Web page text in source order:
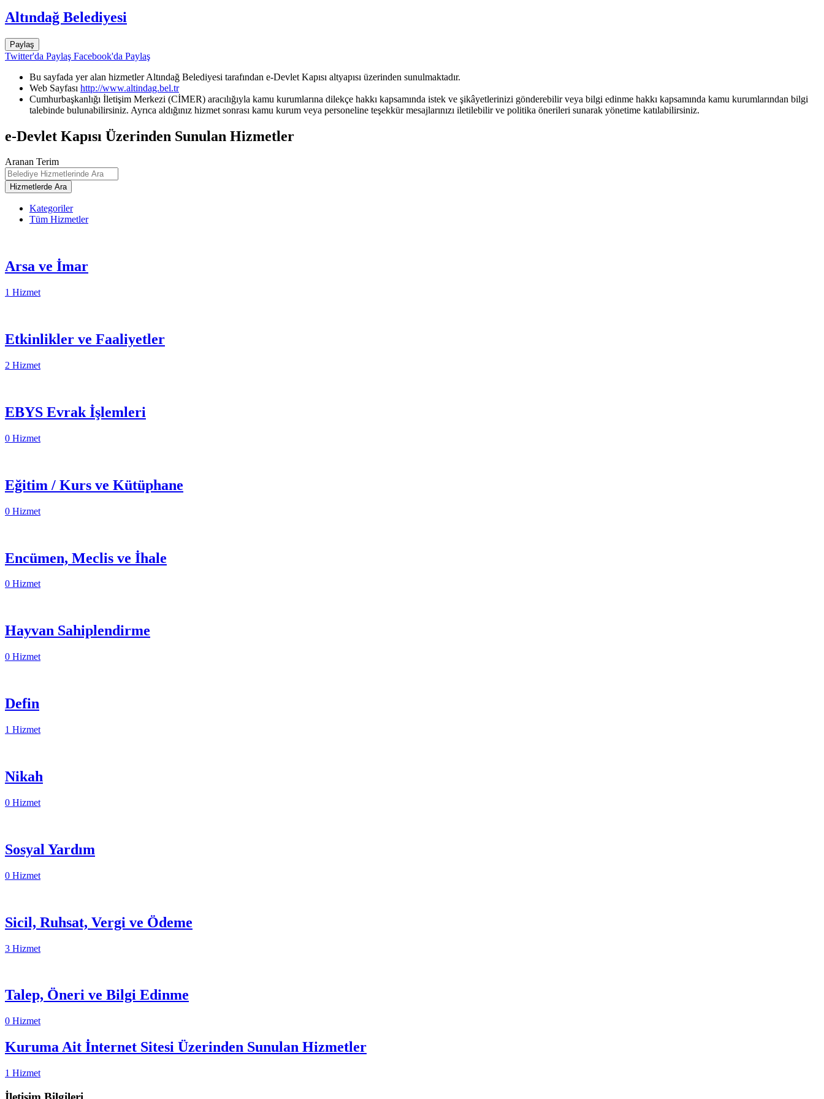
Altındağ Belediyesi
Paylaş
Twitter'da Paylaş Facebook'da Paylaş
Bu sayfada yer alan hizmetler Altındağ Belediyesi tarafından e-Devlet Kapısı altyapısı üzerinden sunulmaktadır.
Web Sayfası http://www.altindag.bel.tr
Cumhurbaşkanlığı İletişim Merkezi (CİMER) aracılığıyla kamu kurumlarına dilekçe hakkı kapsamında istek ve şikâyetlerinizi gönderebilir veya bilgi edinme hakkı kapsamında kamu kurumlarından bilgi
talebinde bulunabilirsiniz. Ayrıca aldığınız hizmet sonrası kamu kurum veya personeline teşekkür mesajlarınızı iletilebilir ve politika önerileri sunarak yönetime katılabilirsiniz.
e-Devlet Kapısı Üzerinden Sunulan Hizmetler
Aranan Terim
Kategoriler
Tüm Hizmetler
Arsa ve İmar
1 Hizmet
Etkinlikler ve Faaliyetler
2 Hizmet
EBYS Evrak İşlemleri
0 Hizmet
Eğitim / Kurs ve Kütüphane
0 Hizmet
Encümen, Meclis ve İhale
0 Hizmet
Hayvan Sahiplendirme
0 Hizmet
Defin
1 Hizmet
Nikah
0 Hizmet
Sosyal Yardım
0 Hizmet
Sicil, Ruhsat, Vergi ve Ödeme
3 Hizmet
Talep, Öneri ve Bilgi Edinme
0 Hizmet
Kuruma Ait İnternet Sitesi Üzerinden Sunulan Hizmetler
1 Hizmet